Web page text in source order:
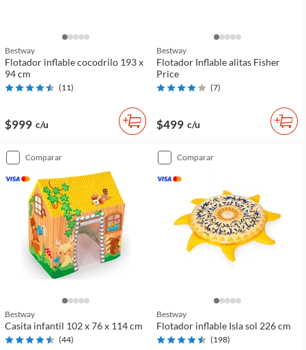
Bestway
Flotador inflable cocodrilo 193 x
94 cm
(11)
$999 c/u
Bestway
Flotador Inflable alitas Fisher
Price
(7)
$499 c/u
comparar
Bestway
Casita infantil 102 x 76 x 114 cm
(44)
comparar
Bestway
Flotador inflable Isla sol 226 cm
(198)